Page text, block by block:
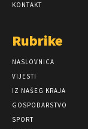
KONTAKT
Rubrike
NASLOVNICA
VIJESTI
IZ NAŠEG KRAJA
GOSPODARSTVO
SPORT